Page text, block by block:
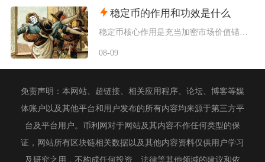
稳定币的作用和功效是什么
08-09
免责声明：本网站、超链接、相关应用程序、论坛、博客等媒
体账户以及其他平台和用户发布的所有内容均来源于第三方平
台及平台用户。币利网对于网站及其内容不作任何类型的保
证，网站所有区块链相关数据以及其他内容资料仅供用户学习
及研究之用，不构成任何投资、法律等其他领域的建议和依